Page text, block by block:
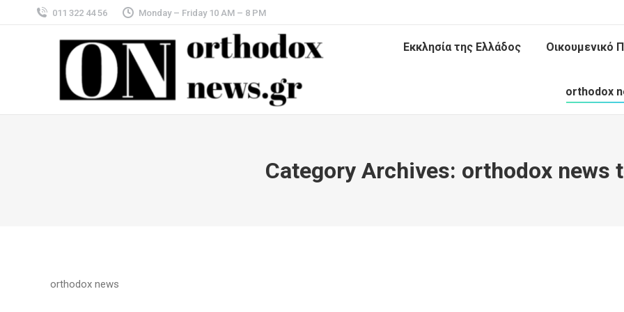
011 322 44 56 Monday – Friday 10 AM – 8 PM
Εκκλησία της Ελλάδος Οικουμενικό
orthodox
Category Archives: orthodox news
orthodox news